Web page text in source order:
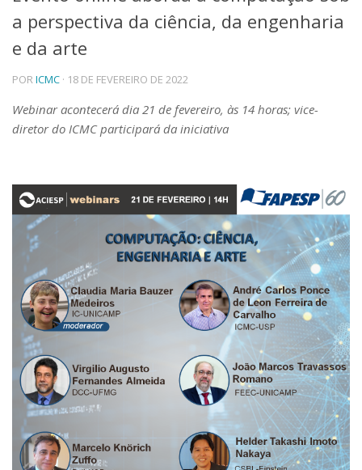
Telefones e Mapas
Pessoas
Ensino
Graduação
Educação a distância
Cursos de Extensão
Centros, Núcleos e Projetos em Rede
Pós-doutorado
Iniciação Científica
Transferência de Tecnologia
Empresas Juniores
Extensão à Comunidade
Projetos, Programas e Cursos
Artes, Cultura e Esportes
Serviços
Bibliotecas
Apoio ao Estudante
Segurança, Trânsito e Prevenção
RH, Administrativo e Financeiro
Outros serviços
a perspectiva da ciência, da engenharia
e da arte
PORICMC · 18 DE FEVEREIRO DE 2022
Webinar acontecerá dia 21 de fevereiro, às 14 horas; vice-
diretor do ICMC participará da iniciativa